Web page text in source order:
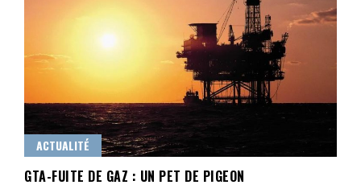
ACTUALITÉ
GTA-FUITE DE GAZ : UN PET DE PIGEON